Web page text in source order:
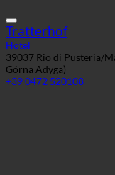
Tratterhof
Hotel
39037 Rio di Pusteria/
Górna Adyga)
+39 0472 520108